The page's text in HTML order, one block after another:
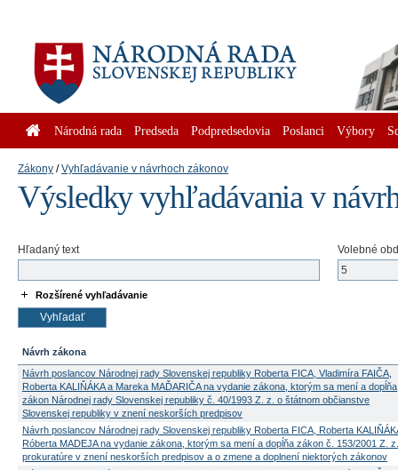
Národná rada Predseda Podpredsedovia Poslanci Výbory
Zákony Vyhľadávanie v návrhoch zákonov
Výsledky vyhľadávania v
Hľadaný text Volebné
Rozšírené vyhľadávanie
Návrh zákona
Návrh poslancov Národnej rady Slovenskej republiky Roberta FICA, Vladimíra FAIČA,
Roberta KALIŇÁKA a Mareka MAĎARIČA na vydanie zákona, ktorým sa mení a dopĺňa
zákon Národnej rady Slovenskej republiky č. 40/1993 Z. z. o štátnom občianstve
Slovenskej republiky v znení neskorších predpisov
Návrh poslancov Národnej rady Slovenskej republiky Roberta FICA, Roberta
Róberta MADEJA na vydanie zákona, ktorým sa mení a dopĺňa zákon č. 153/2001 Z.
prokuratúre v znení neskorších predpisov a o zmene a doplnení niektorých zákonov